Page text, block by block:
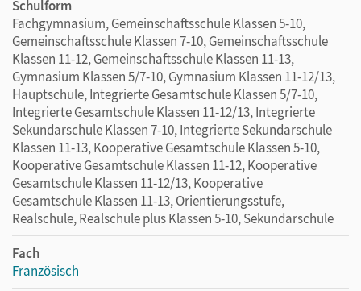
Schulform
Fachgymnasium, Gemeinschaftsschule Klassen 5-10,
Gemeinschaftsschule Klassen 7-10, Gemeinschaftsschule
Klassen 11-12, Gemeinschaftsschule Klassen 11-13,
Gymnasium Klassen 5/7-10, Gymnasium Klassen 11-12/13,
Hauptschule, Integrierte Gesamtschule Klassen 5/7-10,
Integrierte Gesamtschule Klassen 11-12/13, Integrierte
Sekundarschule Klassen 7-10, Integrierte Sekundarschule
Klassen 11-13, Kooperative Gesamtschule Klassen 5-10,
Kooperative Gesamtschule Klassen 11-12, Kooperative
Gesamtschule Klassen 11-12/13, Kooperative
Gesamtschule Klassen 11-13, Orientierungsstufe,
Realschule, Realschule plus Klassen 5-10, Sekundarschule
Fach
Französisch